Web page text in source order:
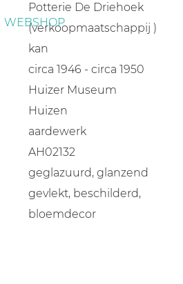
WEBSHOP
Potterie De Driehoek
(verkoopmaatschappij )
kan
circa 1946 - circa 1950
Huizer Museum
Huizen
aardewerk
AH02132
geglazuurd, glanzend
gevlekt, beschilderd,
bloemdecor